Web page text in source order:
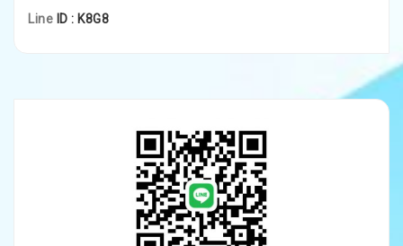
Line ID : K8G8